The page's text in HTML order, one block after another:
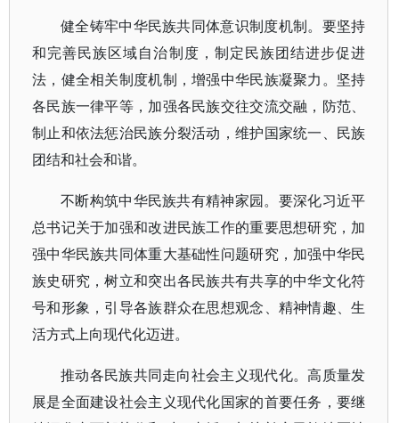
健全铸牢中华民族共同体意识制度机制。要坚持
和完善民族区域自治制度，制定民族团结进步促进
法，健全相关制度机制，增强中华民族凝聚力。坚持
各民族一律平等，加强各民族交往交流交融，防范、
制止和依法惩治民族分裂活动，维护国家统一、民族
团结和社会和谐。
不断构筑中华民族共有精神家园。要深化习近平
总书记关于加强和改进民族工作的重要思想研究，加
强中华民族共同体重大基础性问题研究，加强中华民
族史研究，树立和突出各民族共有共享的中华文化符
号和形象，引导各族群众在思想观念、精神情趣、生
活方式上向现代化迈进。
推动各民族共同走向社会主义现代化。高质量发
展是全面建设社会主义现代化国家的首要任务，要继